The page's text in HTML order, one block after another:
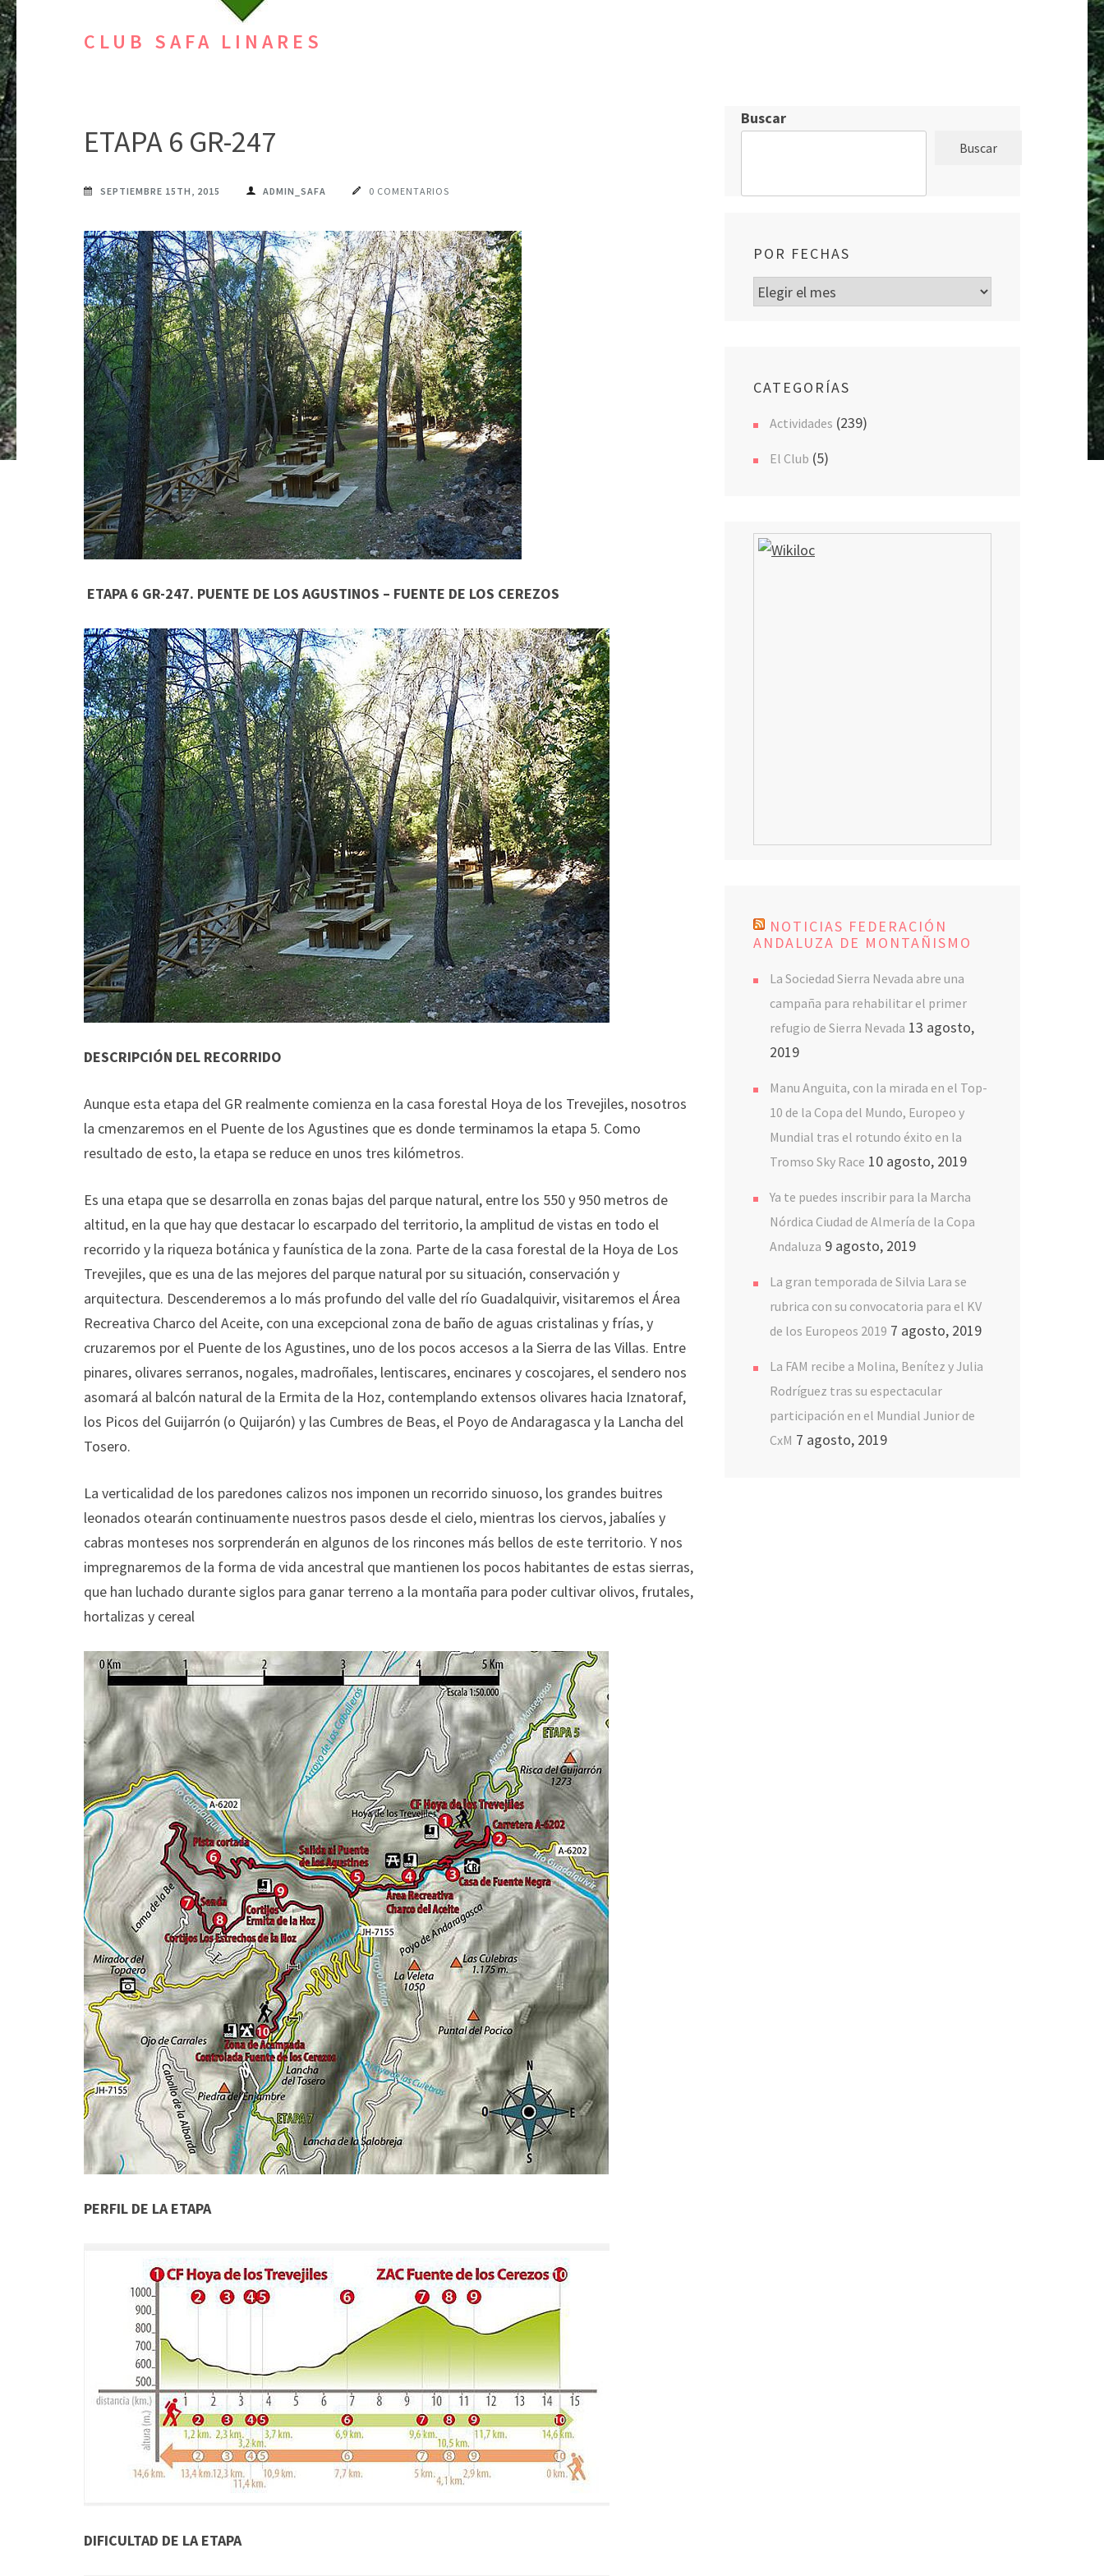
CLUB SAFA LINARES
ETAPA 6 GR-247
SEPTIEMBRE 15TH, 2015 ADMIN_SAFA 0 COMENTARIOS
ETAPA 6 GR-247. PUENTE DE LOS AGUSTINOS – FUENTE DE LOS CEREZOS
DESCRIPCIÓN DEL RECORRIDO
Aunque esta etapa del GR realmente comienza en la casa forestal Hoya de los Trevejiles, nosotros
la cmenzaremos en el Puente de los Agustines que es donde terminamos la etapa 5. Como
resultado de esto, la etapa se reduce en unos tres kilómetros.
Es una etapa que se desarrolla en zonas bajas del parque natural, entre los 550 y 950 metros de
altitud, en la que hay que destacar lo escarpado del territorio, la amplitud de vistas en todo el
recorrido y la riqueza botánica y faunística de la zona. Parte de la casa forestal de la Hoya de Los
Trevejiles, que es una de las mejores del parque natural por su situación, conservación y
arquitectura. Descenderemos a lo más profundo del valle del río Guadalquivir, visitaremos el Área
Recreativa Charco del Aceite, con una excepcional zona de baño de aguas cristalinas y frías, y
cruzaremos por el Puente de los Agustines, uno de los pocos accesos a la Sierra de las Villas. Entre
pinares, olivares serranos, nogales, madroñales, lentiscares, encinares y coscojares, el sendero nos
asomará al balcón natural de la Ermita de la Hoz, contemplando extensos olivares hacia Iznatoraf,
los Picos del Guijarrón (o Quijarón) y las Cumbres de Beas, el Poyo de Andaragasca y la Lancha del
Tosero.
La verticalidad de los paredones calizos nos imponen un recorrido sinuoso, los grandes buitres
leonados otearán continuamente nuestros pasos desde el cielo, mientras los ciervos, jabalíes y
cabras monteses nos sorprenderán en algunos de los rincones más bellos de este territorio. Y nos
impregnaremos de la forma de vida ancestral que mantienen los pocos habitantes de estas sierras,
que han luchado durante siglos para ganar terreno a la montaña para poder cultivar olivos, frutales,
hortalizas y cereal
PERFIL DE LA ETAPA
DIFICULTAD DE LA ETAPA
Buscar
Buscar
POR FECHAS
Por
fechas
CATEGORÍAS
Actividades (239)
El Club (5)
NOTICIAS FEDERACIÓN
ANDALUZA DE MONTAÑISMO
La Sociedad Sierra Nevada abre una
campaña para rehabilitar el primer
refugio de Sierra Nevada 13 agosto,
2019
Manu Anguita, con la mirada en el Top-
10 de la Copa del Mundo, Europeo y
Mundial tras el rotundo éxito en la
Tromso Sky Race 10 agosto, 2019
Ya te puedes inscribir para la Marcha
Nórdica Ciudad de Almería de la Copa
Andaluza 9 agosto, 2019
La gran temporada de Silvia Lara se
rubrica con su convocatoria para el KV
de los Europeos 2019 7 agosto, 2019
La FAM recibe a Molina, Benítez y Julia
Rodríguez tras su espectacular
participación en el Mundial Junior de
CxM 7 agosto, 2019